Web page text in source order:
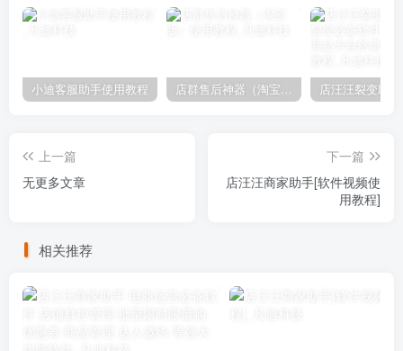
小迪客服助手使用教程 店群售后神器（淘宝版）使用教程
上一篇
无更多文章
下一篇
店汪汪商家助手[软件视频使
用教程]
相关推荐